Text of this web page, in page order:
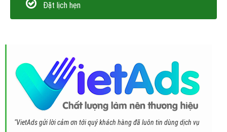
Đặt lịch hẹn
"VietAds gửi lời cảm ơn tới quý khách hàng đã luôn tin dùng dịch vụ